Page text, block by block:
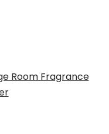
Room Fragrance